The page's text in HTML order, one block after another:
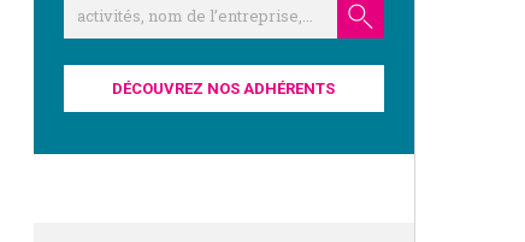
DÉCOUVREZ NOS ADHÉRENTS